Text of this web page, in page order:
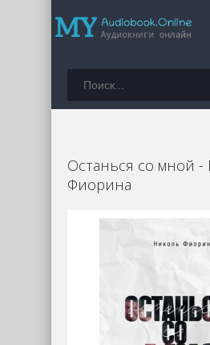
Останься со мной -
Фиорина